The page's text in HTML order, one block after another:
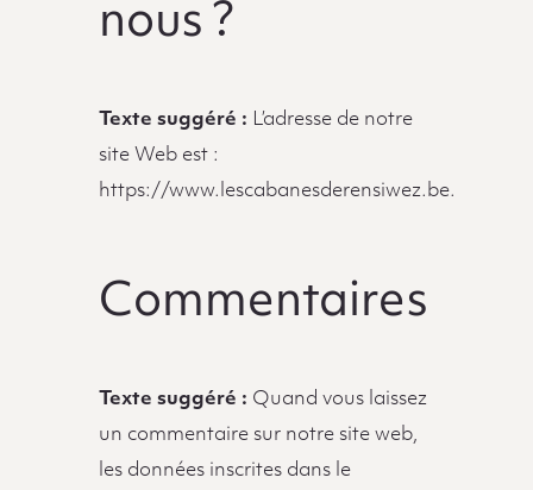
nous ?
Texte suggéré : L’adresse de notre
site Web est :
https://www.lescabanesderensiwez.be.
Commentaires
Texte suggéré : Quand vous laissez
un commentaire sur notre site web,
les données inscrites dans le